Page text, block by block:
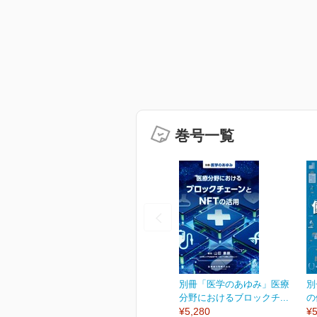
巻号一覧
別冊「医学のあゆみ」医療
分野におけるブロックチ...
¥5,280